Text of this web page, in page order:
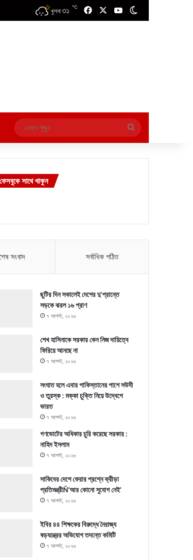
খুলনা ৩১ ℃ FacebookYouTube
এখানে
খুঁজুন
ফেসবুকে সাথে থাকুন
সংবাদ সর্বাধিক পঠিত
ছুটির দিন সকালেই দেশের দু’প্রান্তে
সড়কে ঝরল ১৬ প্রাণ
৭ আগস্ট, ২০২৬
শেখ হাসিনাকে সরকার কেন নিজ দায়িত্বে
ফিরিয়ে আনছে না
৭ আগস্ট, ২০২৬
সংঘাত হলে এবার পাকিস্তানের পাশে সউদী
ও তুরস্ক : মক্কা চুক্তি নিয়ে উদ্বেগে
ভারত
৭ আগস্ট, ২০২৬
গণভোটের অধিকার চুরি করেছে সরকার :
নাহিদ ইসলাম
৭ আগস্ট, ২০২৬
সাকিবের দেশে ফেরার প্রশ্নে ক্রীড়া
প্রতিমন্ত্রীÑ‘আর কোনো সুযোগ নেই’
৭ আগস্ট, ২০২৬
ইবির ৪৪ শিক্ষকের বিরুদ্ধে নৈরাজ্য
ষড়যন্ত্রের অভিযোগ তদন্তে কমিটি
৭ আগস্ট, ২০২৬